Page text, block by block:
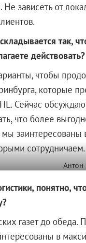
зависеть от
так,
действовать?
чтобы
которые
Сейчас
что более
заинтересованы
сотрудничаем.
понятно,
газет до
в